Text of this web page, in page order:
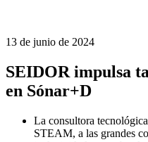
13 de junio de 2024
SEIDOR impulsa
en Sónar+D
La consultora
STEAM, a las grandes